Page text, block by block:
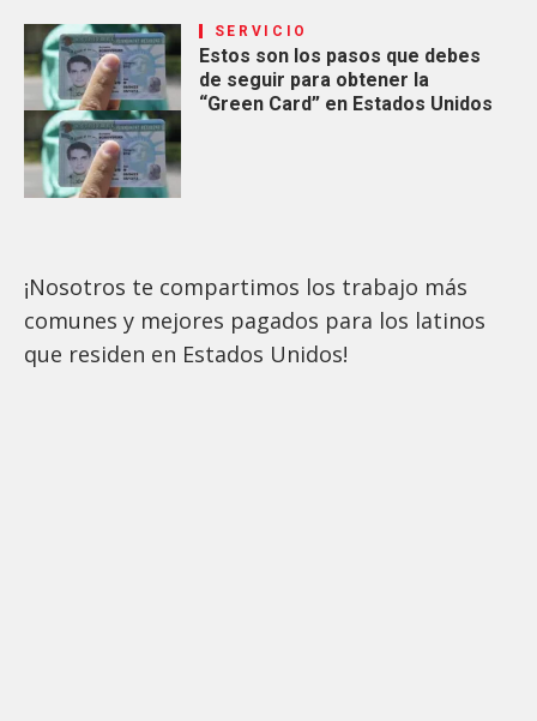
SERVICIO
Estos son los pasos que debes
de seguir para obtener la
“Green Card” en Estados Unidos
¡Nosotros te compartimos los trabajo más
comunes y mejores pagados para los latinos
que residen en Estados Unidos!